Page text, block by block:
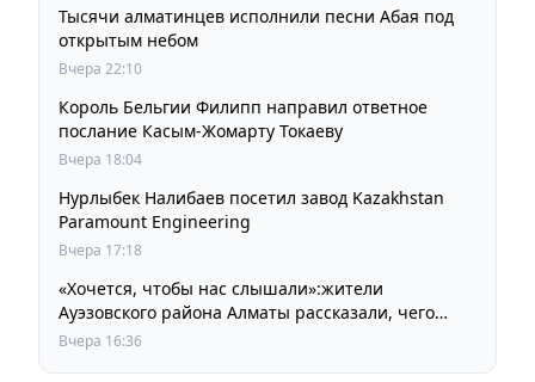
Тысячи алматинцев исполнили песни Абая под
открытым небом
Вчера 22:10
Король Бельгии Филипп направил ответное
послание Касым-Жомарту Токаеву
Вчера 18:04
Нурлыбек Налибаев посетил завод Kazakhstan
Paramount Engineering
Вчера 17:18
«Хочется, чтобы нас слышали»:жители
Ауэзовского района Алматы рассказали, чего
ждут от выборов депутатов Курултая
Вчера 16:36